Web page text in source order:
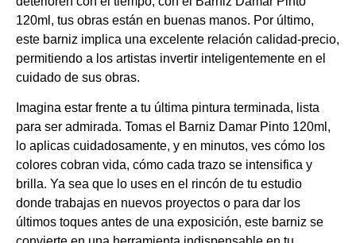
120ml, tus obras están en buenas manos. Por último,
este barniz implica una excelente relación calidad-precio,
permitiendo a los artistas invertir inteligentemente en el
cuidado de sus obras.
Imagina estar frente a tu última pintura terminada, lista
para ser admirada. Tomas el Barniz Damar Pinto 120ml,
lo aplicas cuidadosamente, y en minutos, ves cómo los
colores cobran vida, cómo cada trazo se intensifica y
brilla. Ya sea que lo uses en el rincón de tu estudio
donde trabajas en nuevos proyectos o para dar los
últimos toques antes de una exposición, este barniz se